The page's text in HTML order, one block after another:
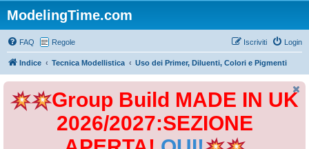
ModelingTime.com
FAQ Regole Login
Iscriviti
Indice Tecnica Modellistica Uso dei Primer, Diluenti, Colori e Pigmenti
Group Build MADE IN UK
2026/2027:SEZIONE